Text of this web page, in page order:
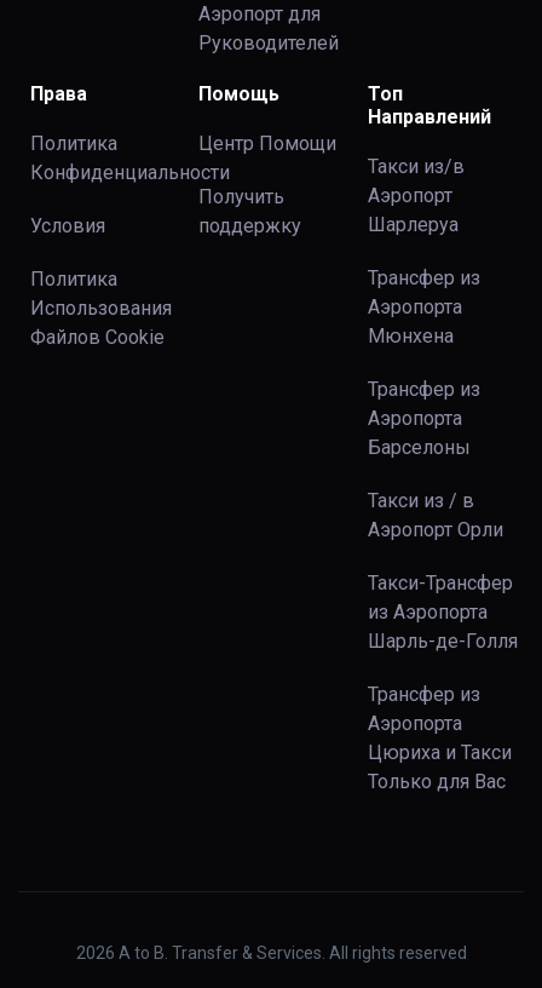
Аэропорт для
Руководителей
Права
Политика
Конфиденциальности
Условия
Политика
Использования
Файлов Сookie
Помощь
Центр Помощи
Получить
поддержку
Топ
Направлений
Такси из/в
Аэропорт
Шарлеруа
Трансфер из
Аэропорта
Мюнхена
Трансфер из
Аэропорта
Барселоны
Такси из / в
Аэропорт Орли
Такси-Трансфер
из Аэропорта
Шарль-де-Голля
Трансфер из
Аэропорта
Цюриха и Такси
Только для Вас
2026 A to B. Transfer & Services. All rights reserved